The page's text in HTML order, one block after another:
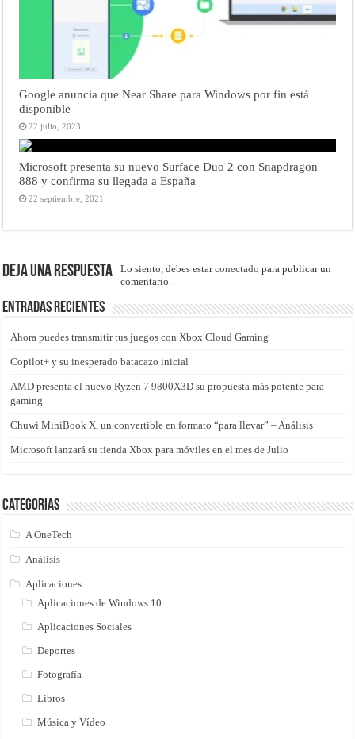
Google anuncia que Near Share para Windows por fin está
disponible
22 julio, 2023
Microsoft presenta su nuevo Surface Duo 2 con Snapdragon
888 y confirma su llegada a España
22 septiembre, 2021
Deja una respuesta Lo siento, debes estarconectado para publicar un
comentario.
Entradas recientes
Ahora puedes transmitir tus juegos con Xbox Cloud Gaming
Copilot+ y su inesperado batacazo inicial
AMD presenta el nuevo Ryzen 7 9800X3D su propuesta más potente para
gaming
Chuwi MiniBook X, un convertible en formato “para llevar” – Análisis
Microsoft lanzará su tienda Xbox para móviles en el mes de Julio
Categorias
A OneTech
Análisis
Aplicaciones
Aplicaciones de Windows 10
Aplicaciones Sociales
Deportes
Fotografía
Libros
Música y Vídeo